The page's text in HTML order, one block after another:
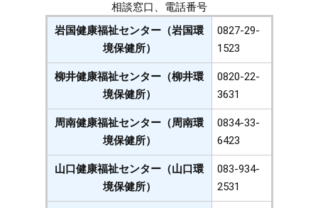
相談窓口、電話番号
岩国健康福祉センター（岩国環
境保健所）
0827-29-
1523
柳井健康福祉センター（柳井環
境保健所）
0820-22-
3631
周南健康福祉センター（周南環
境保健所）
0834-33-
6423
山口健康福祉センター（山口環
境保健所）
083-934-
2531